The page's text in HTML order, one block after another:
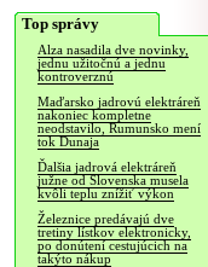
Top správy
Alza nasadila dve novinky,
jednu užitočnú a jednu
kontroverznú
Maďarsko jadrovú elektráreň
nakoniec kompletne
neodstavilo, Rumunsko mení
tok Dunaja
Ďalšia jadrová elektráreň
južne od Slovenska musela
kvôli teplu znížiť výkon
Železnice predávajú dve
tretiny lístkov elektronicky,
po donútení cestujúcich na
takýto nákup